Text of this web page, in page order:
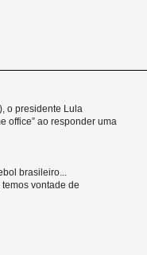
o presidente Lula
office” ao responder uma
brasileiro...
vontade de